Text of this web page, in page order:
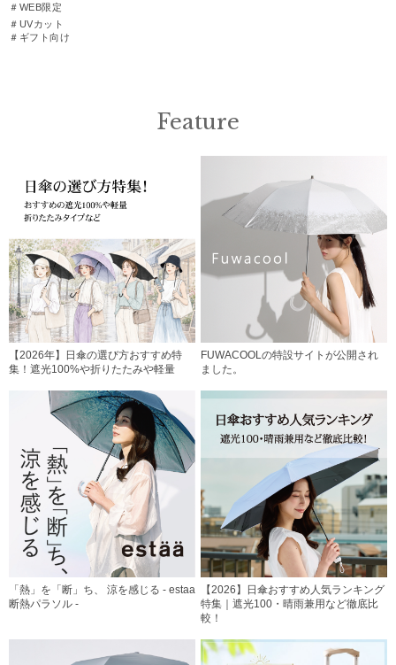
＃WEB限定
＃UVカット
＃ギフト向け
Feature
【2026年】日傘の選び方おすすめ特
集！遮光100%や折りたたみや軽量
FUWACOOLの特設サイトが公開され
ました。
「熱」を「断」ち、 涼を感じる - estaa
断熱パラソル -
【2026】日傘おすすめ人気ランキング
特集｜遮光100・晴雨兼用など徹底比
較！